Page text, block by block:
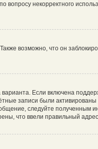
некорректного
возможно, что он
Если включена
записи были
следуйте полученным
что ввели правильный